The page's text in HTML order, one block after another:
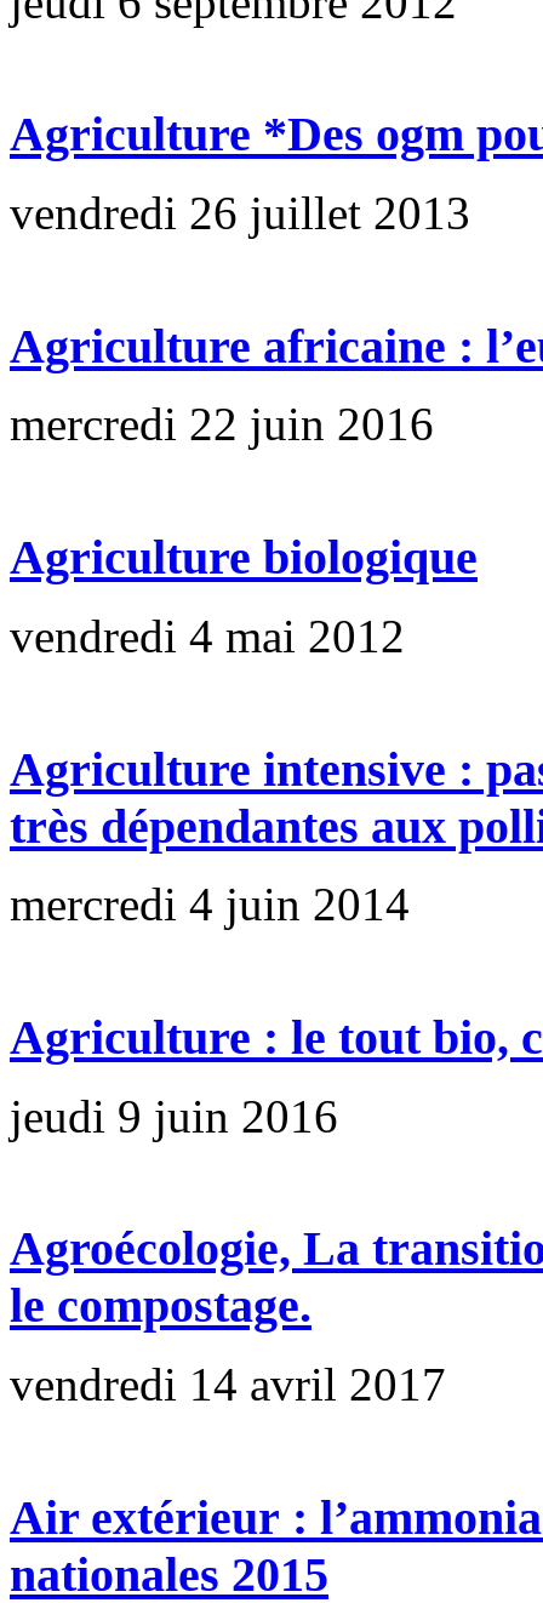
Agriculture *Des ogm
vendredi 26 juillet 2013
Agriculture africaine :
mercredi 22 juin 2016
Agriculture biologique
vendredi 4 mai 2012
Agriculture intensive :
très dépendantes aux
mercredi 4 juin 2014
Agriculture : le tout bio,
jeudi 9 juin 2016
Agroécologie, La
le compostage.
vendredi 14 avril 2017
Air extérieur :
nationales 2015